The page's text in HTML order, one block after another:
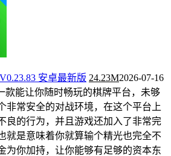
安卓最新版 24.23M2026-07-16
款能让你随时畅玩的棋牌平台，未够
非常安全的对战环境，在这个平台上
良的行为，并且游戏还加入了非常完
就是意味着你就算输个精光也完全不
为你加持，让你能够有足够的资本东